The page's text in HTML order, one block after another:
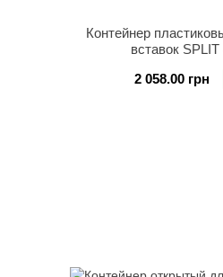
Контейнер
вставок
2 058.00 грн